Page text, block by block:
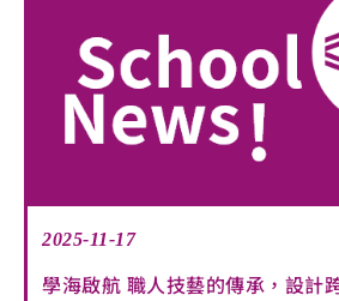
2025-11-17
學海啟航 職人技藝的傳承，設計